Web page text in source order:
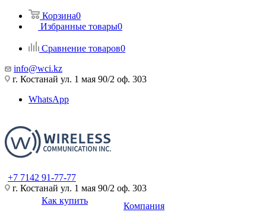
Корзина0
Избранные товары0
Сравнение товаров0
info@wci.kz
г. Костанай ул. 1 мая 90/2 оф. 303
WhatsApp
+7 7142 91-77-77
г. Костанай ул. 1 мая 90/2 оф. 303
Как купить
Компания